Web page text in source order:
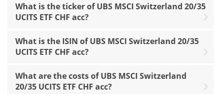
What is the ticker of UBS MSCI Switzerland 20/35
UCITS ETF CHF acc?
What is the ISIN of UBS MSCI Switzerland 20/35
UCITS ETF CHF acc?
What are the costs of UBS MSCI Switzerland
20/35 UCITS ETF CHF acc?